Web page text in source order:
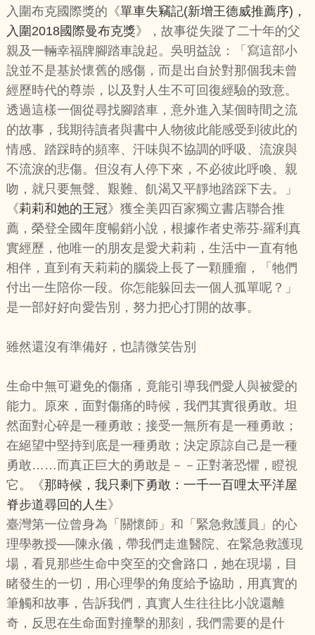
入圍布克國際獎的《單車失竊記(新增王德威推薦序)，
入圍2018國際曼布克獎》，故事從失蹤了二十年的父
親及一輛幸福牌腳踏車說起。吳明益說：「寫這部小
說並不是基於懷舊的感傷，而是出自於對那個我未曾
經歷時代的尊崇，以及對人生不可回復經驗的致意。
透過這樣一個從尋找腳踏車，意外進入某個時間之流
的故事，我期待讀者與書中人物彼此能感受到彼此的
情感、踏踩時的頻率、汗味與不協調的呼吸、流淚與
不流淚的悲傷。但沒有人停下來，不必彼此呼喚、親
吻，就只要無聲、艱難、飢渴又平靜地踏踩下去。」
《莉莉和她的王冠》獲全美四百家獨立書店聯合推
薦，榮登全國年度暢銷小說，根據作者史蒂芬‧羅利真
實經歷，他唯一的朋友是愛犬莉莉，生活中一直有牠
相伴，直到有天莉莉的腦袋上長了一顆腫瘤，「牠們
付出一生陪你一段。你怎能躲回去一個人孤單呢？」
是一部好好向愛告別，努力把心打開的故事。
雖然還沒有準備好，也請微笑告別
生命中無可避免的傷痛，竟能引導我們愛人與被愛的
能力。原來，面對傷痛的時候，我們其實很勇敢。坦
然面對心碎是一種勇敢；接受一無所有是一種勇敢；
在絕望中堅持到底是一種勇敢；決定原諒自己是一種
勇敢……而真正巨大的勇敢是－－正對著恐懼，瞪視
它。《那時候，我只剩下勇敢：一千一百哩太平洋屋
脊步道尋回的人生 》
臺灣第一位曾身為「關懷師」和「緊急救護員」的心
理學教授──陳永儀，帶我們走進醫院、在緊急救護現
場，看見那些生命中突至的交會路口，她在現場，目
睹發生的一切，用心理學的角度給予協助，用真實的
筆觸和故事，告訴我們，真實人生往往比小說還離
奇，反思在生命面對撞擊的那刻，我們需要的是什